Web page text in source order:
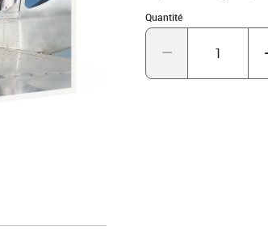
Quantité
Quantité : 1